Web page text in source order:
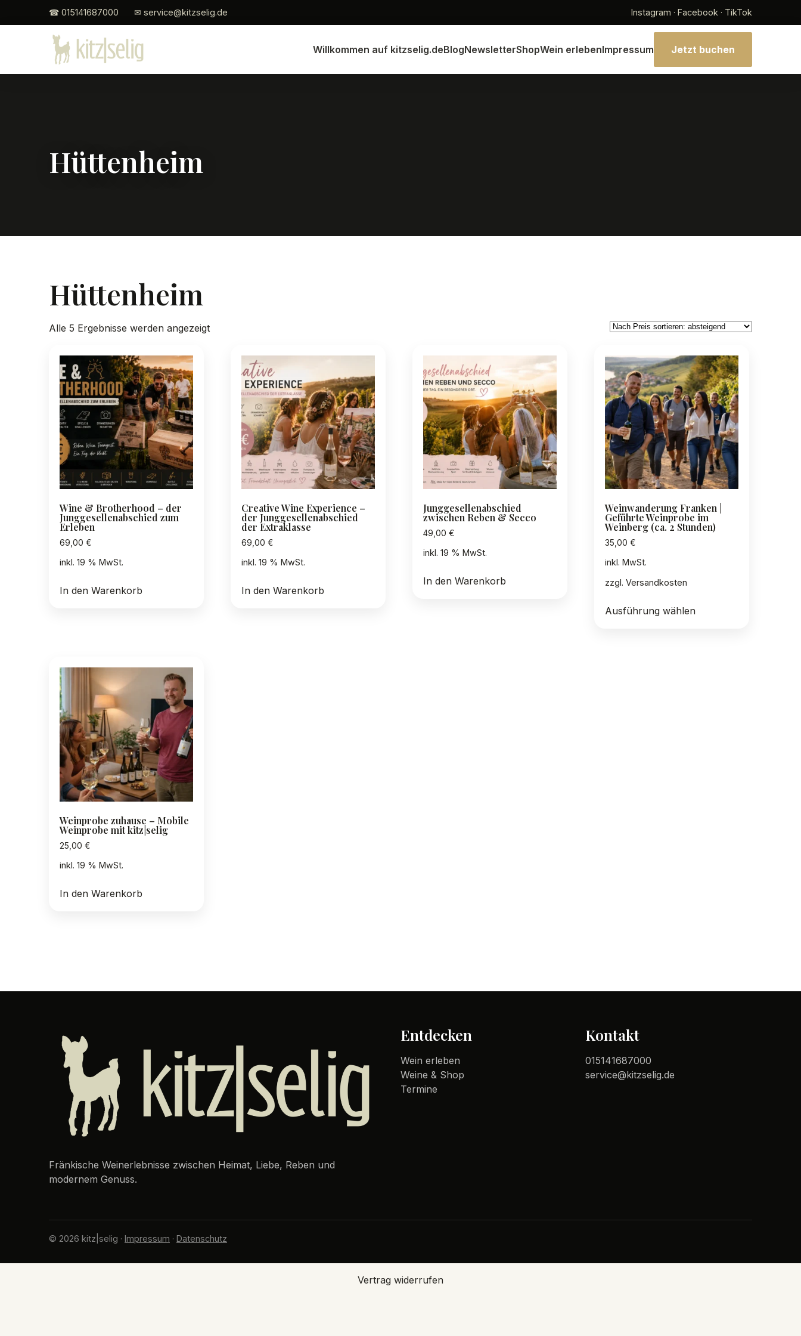
☎ 015141687000 ✉ service@kitzselig.de Instagram · Facebook · TikTok
Willkommen auf kitzselig.deBlogNewsletterShopWein erlebenImpressum Jetzt buchen
Hüttenheim
Hüttenheim
Alle 5 Ergebnisse werden angezeigtNach
sortiert:
absteigend
Wine & Brotherhood – der
Junggesellenabschied zum
Erleben
69,00 €
inkl. 19 % MwSt.
In den Warenkorb
Creative Wine Experience –
der Junggesellenabschied
der Extraklasse
69,00€
inkl. 19 % MwSt.
In den Warenkorb
Junggesellenabschied
zwischen Reben & Secco
49,00€
inkl. 19 % MwSt.
In den Warenkorb
Weinwanderung Franken |
Geführte Weinprobe im
Weinberg (ca. 2 Stunden)
35,00€
inkl. MwSt.
zzgl.Versandkosten
Ausführung wählenProdukt
Weinprobe zuhause – Mobile
Weinprobe mit kitz|selig
25,00 €
inkl. 19 % MwSt.
In den Warenkorb
Fränkische Weinerlebnisse zwischen Heimat, Liebe, Reben und
modernem Genuss.
Entdecken
Wein erleben
Weine & Shop
Termine
Kontakt
015141687000
service@kitzselig.de
© 2026 kitz|selig · Impressum · Datenschutz
Vertrag widerrufen